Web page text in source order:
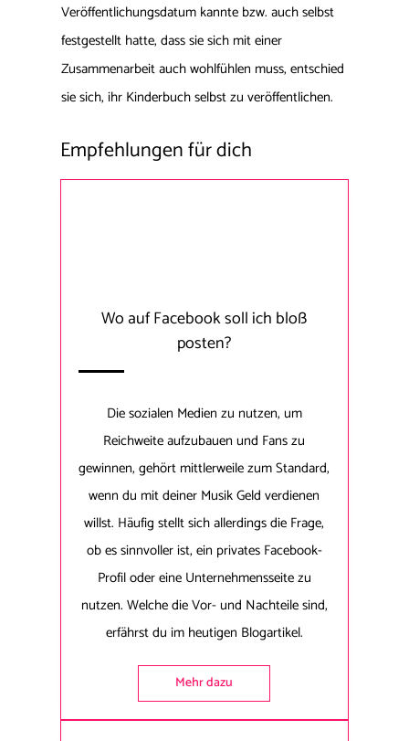
Veröffentlichungsdatum kannte bzw. auch selbst
festgestellt hatte, dass sie sich mit einer
Zusammenarbeit auch wohlfühlen muss, entschied
sie sich, ihr Kinderbuch selbst zu veröffentlichen.
Empfehlungen für dich
Wo auf Facebook soll ich bloß
posten?
Die sozialen Medien zu nutzen, um
Reichweite aufzubauen und Fans zu
gewinnen, gehört mittlerweile zum Standard,
wenn du mit deiner Musik Geld verdienen
willst. Häufig stellt sich allerdings die Frage,
ob es sinnvoller ist, ein privates Facebook-
Profil oder eine Unternehmensseite zu
nutzen. Welche die Vor- und Nachteile sind,
erfährst du im heutigen Blogartikel.
Mehr dazu